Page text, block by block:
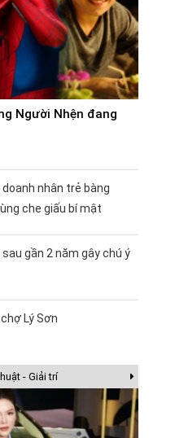
Người Nhện đang
nhân trẻ bàng
che giấu bí mật
gần 2 năm gây chú ý
Lý Sơn
- Giải trí